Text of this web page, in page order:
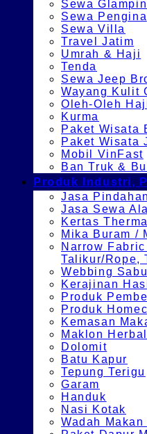
Sewa
Sewa
Sewa Villa
Travel Jatim
Umrah & Haji
Tenda
Sewa Jeep
Wayang Kulit
Oleh-Oleh
Kurma
Paket Wisata
Paket Wisata
Mobil VinFast
Ban Truk &
Produk Industri,
Jasa Pindahan
Jasa Sewa
Kertas
Mika Buram /
Narrow
Talikur/Rope,
Webbing
Kerajinan
Produk
Produk
Kemasan
Maklon
Dolomit
Batu Kapur
Tepung Terigu
Garam
Handuk
Nasi Kotak
Wadah